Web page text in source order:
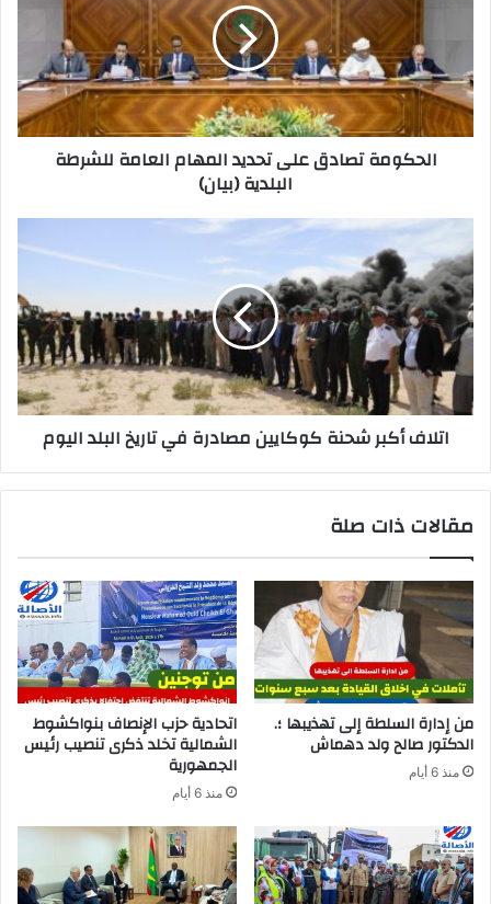
الحكومة تصادق على تحديد المهام العامة للشرطة
البلدية (بيان)
اتلاف أكبر شحنة كوكايين مصادرة في تاريخ البلد اليوم
مقالات ذات صلة
من إدارة السلطة إلى تهذيبها ؛.
الدكتور صالح ولد دهماش
منذ 6 أيام
اتحادية حزب الإنصاف بنواكشوط
الشمالية تخلد ذكرى تنصيب رئيس
الجمهورية
منذ 6 أيام